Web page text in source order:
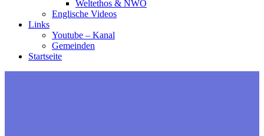
Weltethos & NWO
Englische Videos
Links
Youtube – Kanal
Gemeinden
Startseite